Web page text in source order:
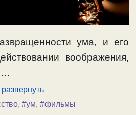
ума, и его
воображения,
…
развернуть
, #ум, #фильмы